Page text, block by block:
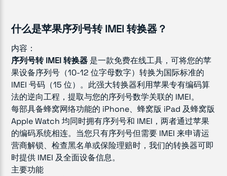
什么是苹果序列号转 IMEI 转换器？
内容：
序列号转 IMEI 转换器 是一款免费在线工具，可将您的苹
果设备序列号（10-12 位字母数字）转换为国际标准的
IMEI 号码（15 位）。此强大转换器利用苹果专有编码算
法的逆向工程，提取与您的序列号数学关联的 IMEI。
每部具备蜂窝网络功能的 iPhone、蜂窝版 iPad 及蜂窝版
Apple Watch 均同时拥有序列号和 IMEI，两者通过苹果
的编码系统相连。当您只有序列号但需要 IMEI 来申请运
营商解锁、检查黑名单或保险理赔时，我们的转换器可即
时提供 IMEI 及全面设备信息。
主要功能